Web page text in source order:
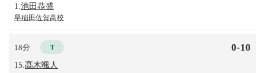
1. 池田恭盛
早稲田佐賀高校
18分 T
15. 髙木颯人
0-10